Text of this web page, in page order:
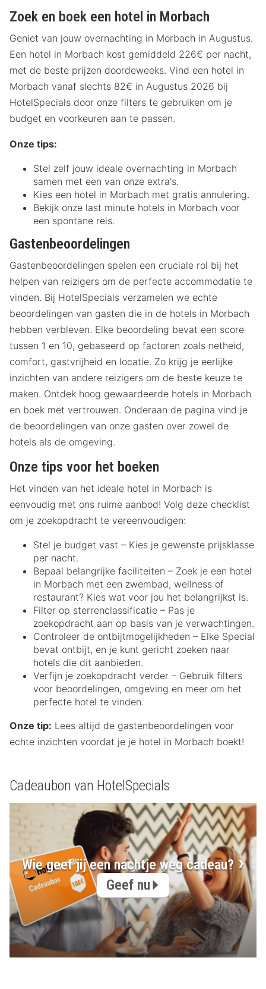
Zoek en boek een hotel in Morbach
Geniet van jouw overnachting in Morbach in Augustus.
Een hotel in Morbach kost gemiddeld 226€ per nacht,
met de beste prijzen doordeweeks. Vind een hotel in
Morbach vanaf slechts 82€ in Augustus 2026 bij
HotelSpecials door onze filters te gebruiken om je
budget en voorkeuren aan te passen.
Onze tips:
Stel zelf jouw ideale overnachting in Morbach
samen met een van onze extra's.
Kies een hotel in Morbach met gratis annulering.
Bekijk onze last minute hotels in Morbach voor
een spontane reis.
Gastenbeoordelingen
Gastenbeoordelingen spelen een cruciale rol bij het
helpen van reizigers om de perfecte accommodatie te
vinden. Bij HotelSpecials verzamelen we echte
beoordelingen van gasten die in de hotels in Morbach
hebben verbleven. Elke beoordeling bevat een score
tussen 1 en 10, gebaseerd op factoren zoals netheid,
comfort, gastvrijheid en locatie. Zo krijg je eerlijke
inzichten van andere reizigers om de beste keuze te
maken. Ontdek hoog gewaardeerde hotels in Morbach
en boek met vertrouwen. Onderaan de pagina vind je
de beoordelingen van onze gasten over zowel de
hotels als de omgeving.
Onze tips voor het boeken
Het vinden van het ideale hotel in Morbach is
eenvoudig met ons ruime aanbod! Volg deze checklist
om je zoekopdracht te vereenvoudigen:
Stel je budget vast – Kies je gewenste prijsklasse
per nacht.
Bepaal belangrijke faciliteiten – Zoek je een hotel
in Morbach met een zwembad, wellness of
restaurant? Kies wat voor jou het belangrijkst is.
Filter op sterrenclassificatie – Pas je
zoekopdracht aan op basis van je verwachtingen.
Controleer de ontbijtmogelijkheden – Elke Special
bevat ontbijt, en je kunt gericht zoeken naar
hotels die dit aanbieden.
Verfijn je zoekopdracht verder – Gebruik filters
voor beoordelingen, omgeving en meer om het
perfecte hotel te vinden.
Onze tip: Lees altijd de gastenbeoordelingen voor
echte inzichten voordat je je hotel in Morbach boekt!
Cadeaubon van HotelSpecials
Wie geef jij een nachtje weg cadeau?
Geef nu